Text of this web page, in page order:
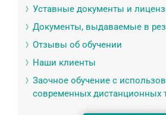
Уставные документы и
Документы, выдаваемые в
Отзывы об обучении
Наши клиенты
Заочное обучение с
современных дистанционных